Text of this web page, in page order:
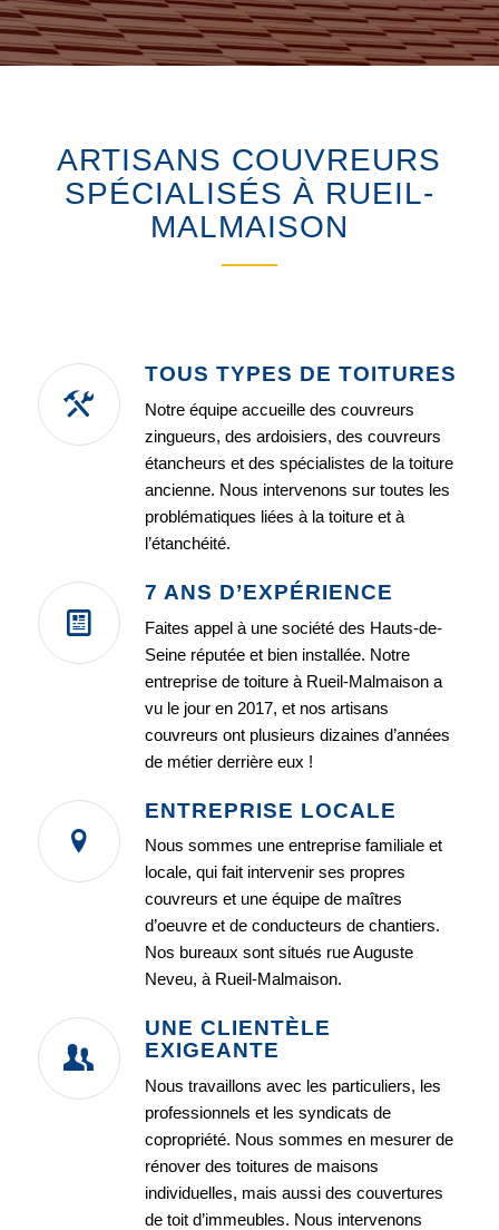
ARTISANS COUVREURS
SPÉCIALISÉS À RUEIL-
MALMAISON
TOUS TYPES DE TOITURES
Notre équipe accueille des couvreurs
zingueurs, des ardoisiers, des couvreurs
étancheurs et des spécialistes de la toiture
ancienne. Nous intervenons sur toutes les
problématiques liées à la toiture et à
l’étanchéité.
7 ANS D’EXPÉRIENCE
Faites appel à une société des Hauts-de-
Seine réputée et bien installée. Notre
entreprise de toiture à Rueil-Malmaison a
vu le jour en 2017, et nos artisans
couvreurs ont plusieurs dizaines d’années
de métier derrière eux !
ENTREPRISE LOCALE
Nous sommes une entreprise familiale et
locale, qui fait intervenir ses propres
couvreurs et une équipe de maîtres
d’oeuvre et de conducteurs de chantiers.
Nos bureaux sont situés rue Auguste
Neveu, à Rueil-Malmaison.
UNE CLIENTÈLE
EXIGEANTE
Nous travaillons avec les particuliers, les
professionnels et les syndicats de
copropriété. Nous sommes en mesurer de
rénover des toitures de maisons
individuelles, mais aussi des couvertures
de toit d’immeubles. Nous intervenons